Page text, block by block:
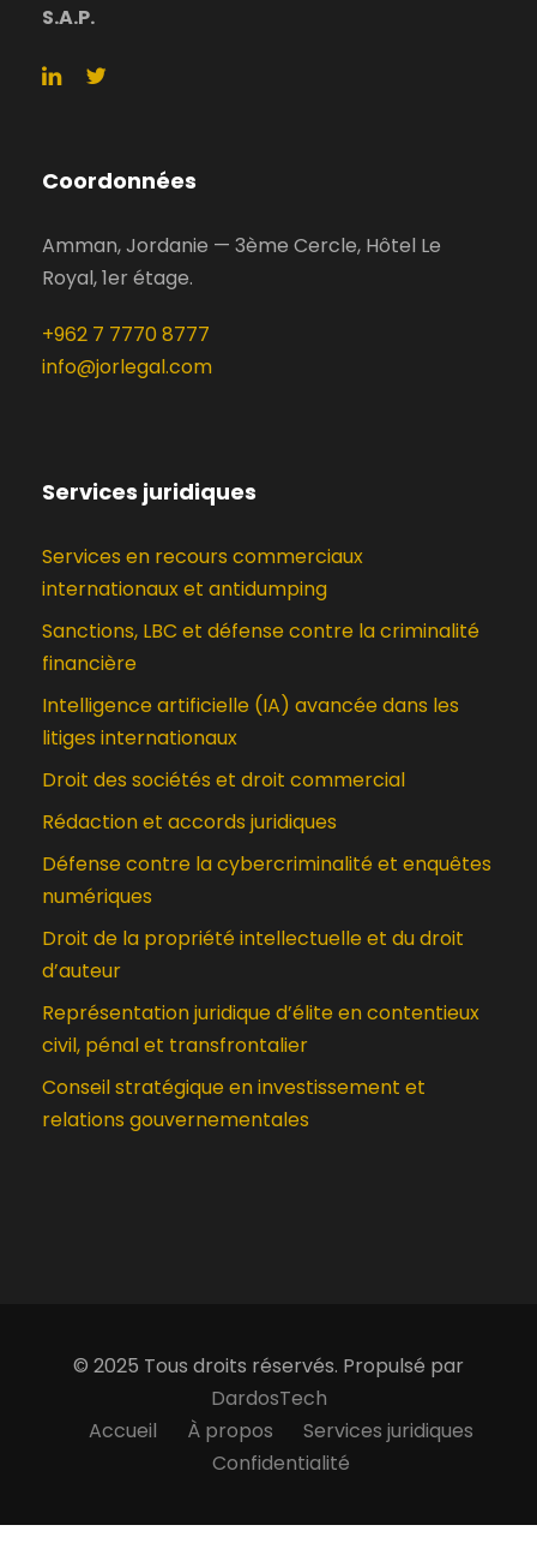
S.A.P.
Coordonnées
Amman, Jordanie — 3ème Cercle, Hôtel Le
Royal, 1er étage.
+962 7 7770 8777
info@jorlegal.com
Services juridiques
Services en recours commerciaux
internationaux et antidumping
Sanctions, LBC et défense contre la criminalité
financière
Intelligence artificielle (IA) avancée dans les
litiges internationaux
Droit des sociétés et droit commercial
Rédaction et accords juridiques
Défense contre la cybercriminalité et enquêtes
numériques
Droit de la propriété intellectuelle et du droit
d’auteur
Représentation juridique d’élite en contentieux
civil, pénal et transfrontalier
Conseil stratégique en investissement et
relations gouvernementales
© 2025 Tous droits réservés. Propulsé par
DardosTech
Accueil
À propos
Services juridiques
Confidentialité